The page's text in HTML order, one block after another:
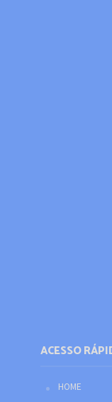
ACESSO
HOME